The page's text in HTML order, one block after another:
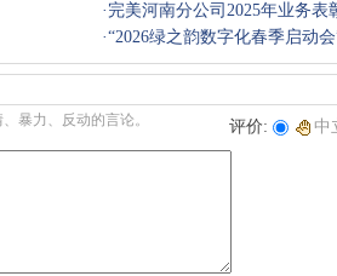
· 完美河南分公司2025年业务表
·“2026绿之韵数字化春季启动
暴力、反动的言论。 评价: 中